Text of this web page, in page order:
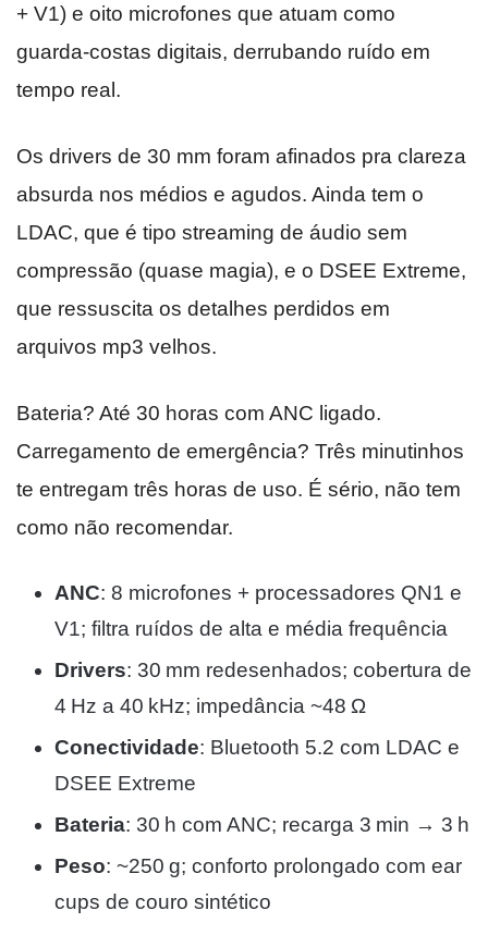
+ V1) e oito microfones que atuam como
guarda-costas digitais, derrubando ruído em
tempo real.
Os drivers de 30 mm foram afinados pra clareza
absurda nos médios e agudos. Ainda tem o
LDAC, que é tipo streaming de áudio sem
compressão (quase magia), e o DSEE Extreme,
que ressuscita os detalhes perdidos em
arquivos mp3 velhos.
Bateria? Até 30 horas com ANC ligado.
Carregamento de emergência? Três minutinhos
te entregam três horas de uso. É sério, não tem
como não recomendar.
ANC: 8 microfones + processadores QN1 e
V1; filtra ruídos de alta e média frequência
Drivers: 30 mm redesenhados; cobertura de
4 Hz a 40 kHz; impedância ~48 Ω
Conectividade: Bluetooth 5.2 com LDAC e
DSEE Extreme
Bateria: 30 h com ANC; recarga 3 min → 3 h
Peso: ~250 g; conforto prolongado com ear
cups de couro sintético